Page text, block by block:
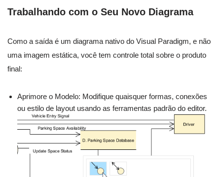
Trabalhando com o Seu Novo Diagrama
Como a saída é um diagrama nativo do Visual Paradigm, e não
uma imagem estática, você tem controle total sobre o produto
final:
Aprimore o Modelo: Modifique quaisquer formas, conexões
ou estilo de layout usando as ferramentas padrão do editor.